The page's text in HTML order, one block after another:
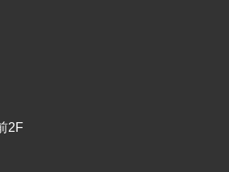
2F